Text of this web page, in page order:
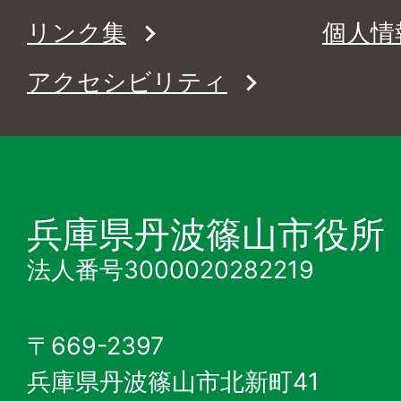
リンク集
個人
アクセシビリティ
兵庫県丹波篠山市役所
法人番号3000020282219
〒669-2397
兵庫県丹波篠山市北新町41